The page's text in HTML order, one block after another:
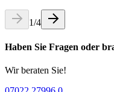
1/4
Haben Sie Fragen oder
Wir beraten Sie!